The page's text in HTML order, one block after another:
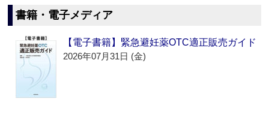
書籍・電子メディア
【電子書籍】緊急避妊薬OTC適正販売ガイド
2026年07月31日 (金)